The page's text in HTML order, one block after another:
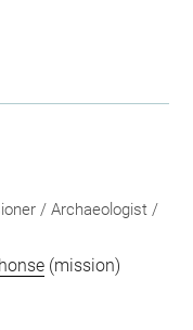
/ Archaeologist /
(mission)